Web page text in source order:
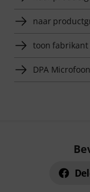
naar
toon fabrikant
DPA